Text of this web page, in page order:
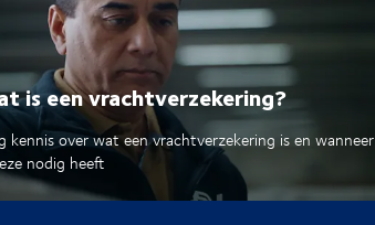
is een vrachtverzekering?
kennis over wat een vrachtverzekering is en wanneer
nodig heeft